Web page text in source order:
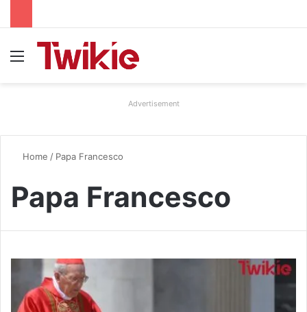
Advertisement
Home / Papa Francesco
Papa Francesco